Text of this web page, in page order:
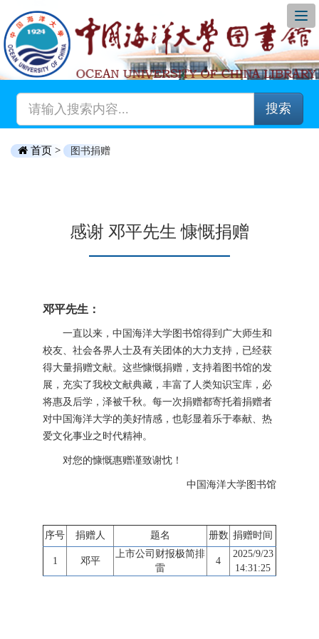
搜索
首页 > 图书捐赠
感谢 邓平先生 慷慨捐赠
邓平先生：
一直以来，中国海洋大学图书馆得到广大师生和
校友、社会各界人士及有关团体的大力支持，已经获
得大量捐赠文献。这些慷慨捐赠，支持着图书馆的发
展，充实了我校文献典藏，丰富了人类知识宝库，必
将惠及后学，泽被千秋。每一次捐赠都寄托着捐赠者
对中国海洋大学的美好情感，也彰显着乐于奉献、热
爱文化事业之时代精神。
对您的慷慨惠赠谨致谢忱！
中国海洋大学图书馆
序号 捐赠人 题名 册数 捐赠时间
1 邓平
上市公司财报极简排
雷
4
2025/9/23
14:31:25